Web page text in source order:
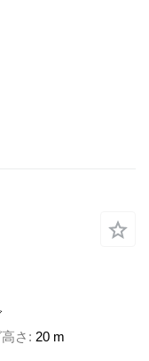
さ 20 m